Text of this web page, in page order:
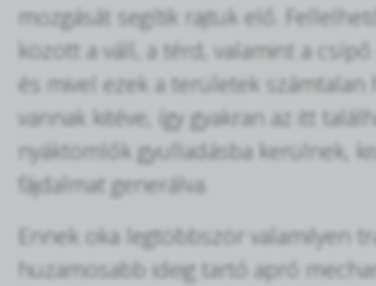
mozgását segítik rajtuk elő.
között a váll, a térd, valamint a
és mivel ezek a területek számtalan
vannak kitéve, így gyakran az itt
nyáktömlők gyulladásba kerülnek,
fájdalmat generálva.
Ennek oka legtöbbször valamilyen
huzamosabb ideig tartó apró